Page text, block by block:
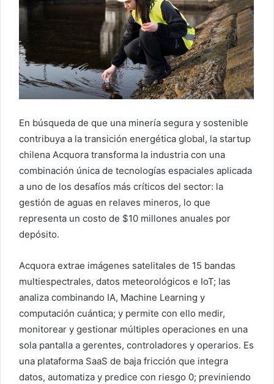
En búsqueda de que una minería segura y sostenible
contribuya a la transición energética global, la startup
chilena Acquora transforma la industria con una
combinación única de tecnologías espaciales aplicada
a uno de los desafíos más críticos del sector: la
gestión de aguas en relaves mineros, lo que
representa un costo de $10 millones anuales por
depósito.
Acquora extrae imágenes satelitales de 15 bandas
multiespectrales, datos meteorológicos e IoT; las
analiza combinando IA, Machine Learning y
computación cuántica; y permite con ello medir,
monitorear y gestionar múltiples operaciones en una
sola pantalla a gerentes, controladores y operarios. Es
una plataforma SaaS de baja fricción que integra
datos, automatiza y predice con riesgo 0; previniendo